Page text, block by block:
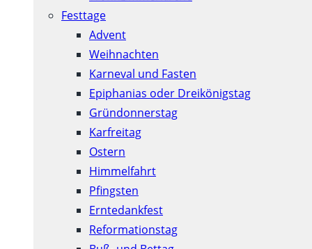
Festtage
Advent
Weihnachten
Karneval und Fasten
Epiphanias oder Dreikönigstag
Gründonnerstag
Karfreitag
Ostern
Himmelfahrt
Pfingsten
Erntedankfest
Reformationstag